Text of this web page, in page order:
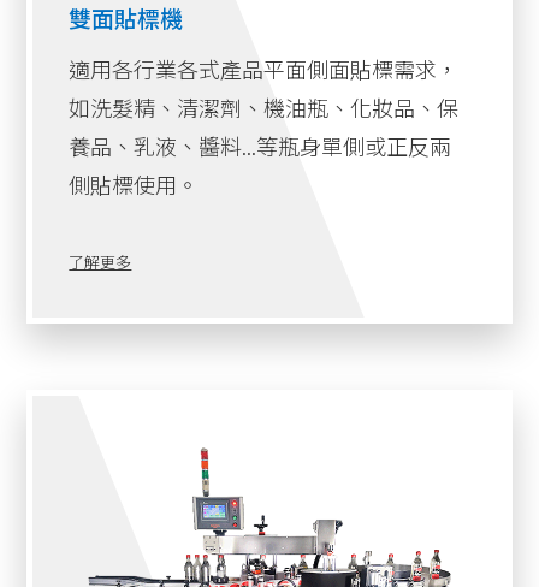
一瓶多標迴轉式貼標機系列
底部吸貼式貼標機系列
條碼貼標機系列
其他產業機械
雙面貼標機
適用各行業各式產品平面側面貼標需求，
如洗髮精、清潔劑、機油瓶、化妝品、保
養品、乳液、醬料...等瓶身單側或正反兩
側貼標使用。
了解更多